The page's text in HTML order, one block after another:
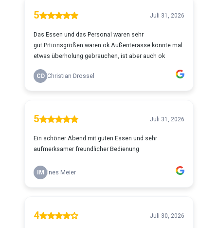
5 Juli 31, 2026
Das Essen und das Personal waren sehr
gut.Prtionsgrößen waren ok.Außenterasse könnte mal
etwas überholung gebrauchen, ist aber auch ok
CD Christian Drossel
5 Juli 31, 2026
Ein schöner Abend mit guten Essen und sehr
aufmerksamer freundlicher Bedienung
IM Ines Meier
4 Juli 30, 2026